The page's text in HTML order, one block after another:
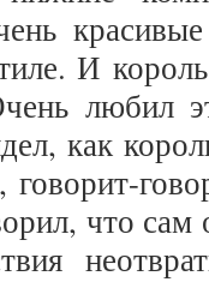
И
любил
как
говорит-
что